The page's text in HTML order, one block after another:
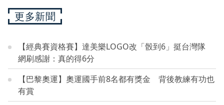
更多新聞
【經典賽資格賽】達美樂LOGO改「骰到6」挺台灣隊
網刷感謝：真的得6分
【巴黎奧運】奧運國手前8名都有獎金 背後教練有功也
有賞